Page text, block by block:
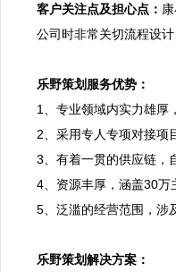
客户关注点及担心点：
公司时非常关切流程设计
乐野策划服务优势：
1、专业领域内实力雄厚
2、采用专人专项对接项
3、有着一贯的供应链，
4、资源丰厚，涵盖30万
5、泛滥的经营范围，涉
乐野策划解决方案：